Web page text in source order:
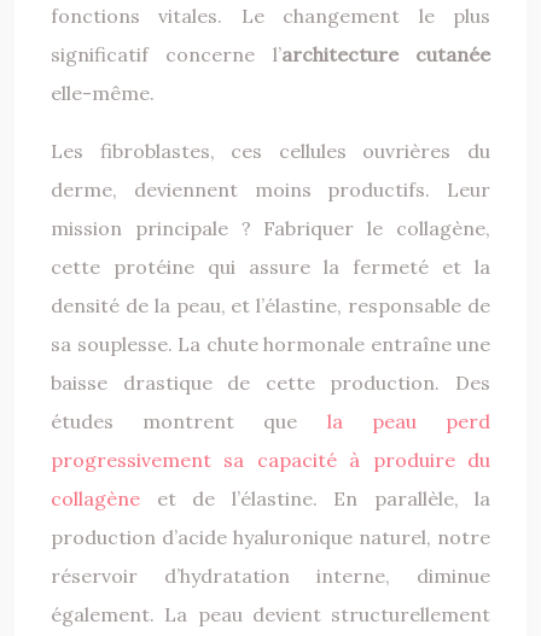
fonctions vitales. Le changement le plus
significatif concerne l’architecture cutanée
elle-même.
Les fibroblastes, ces cellules ouvrières du
derme, deviennent moins productifs. Leur
mission principale ? Fabriquer le collagène,
cette protéine qui assure la fermeté et la
densité de la peau, et l’élastine, responsable de
sa souplesse. La chute hormonale entraîne une
baisse drastique de cette production. Des
études montrent que la peau perd
progressivement sa capacité à produire du
collagène et de l’élastine. En parallèle, la
production d’acide hyaluronique naturel, notre
réservoir d’hydratation interne, diminue
également. La peau devient structurellement